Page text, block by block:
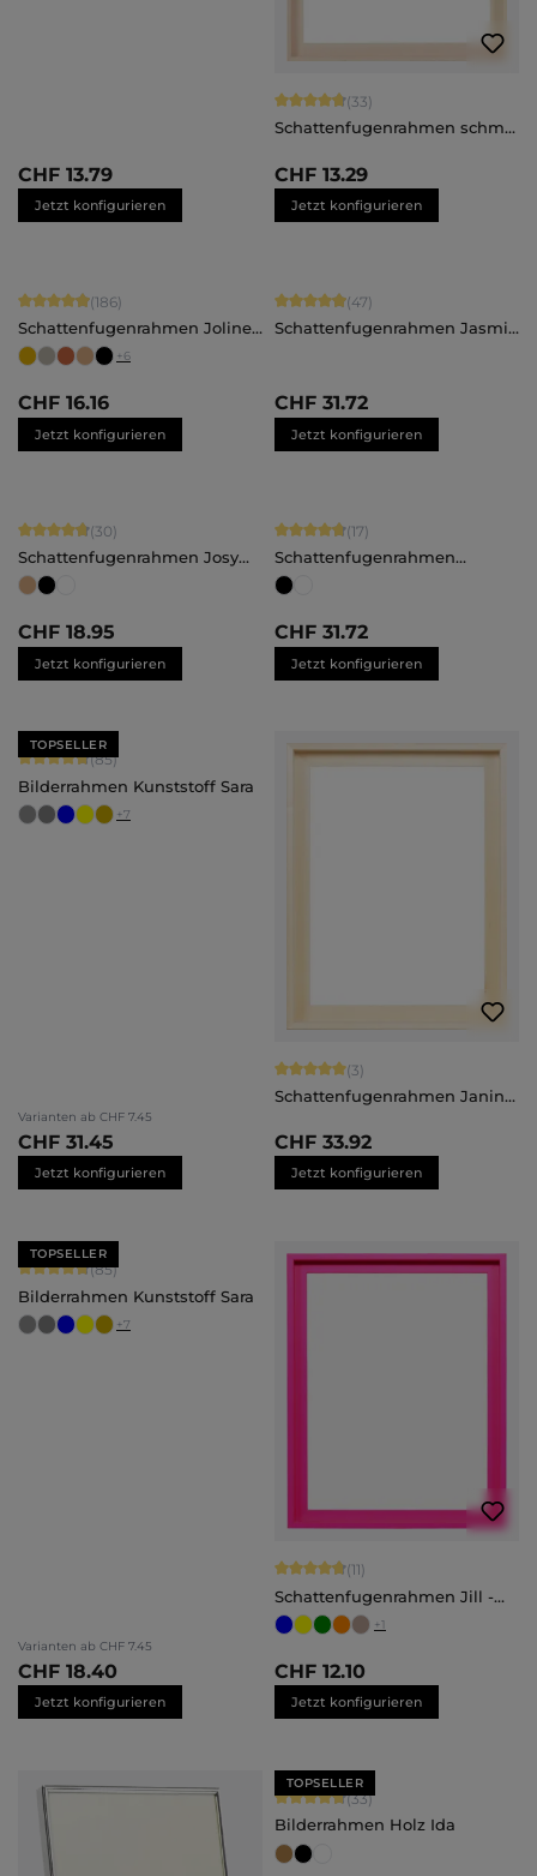
CHF 13.79
Jetzt konfigurieren
Durchschnittliche Bewertung von
(33)
Schattenfugenrahmen schmal
CHF 13.29
Jetzt konfigurieren
Durchschnittliche Bewertung von 4.91 von 5 Sternen
(186)
Schattenfugenrahmen Joline -
nach Maß
+6
CHF 16.16
Jetzt konfigurieren
Durchschnittliche Bewertung von
(47)
Schattenfugenrahmen Jasmin
CHF 31.72
Jetzt konfigurieren
Durchschnittliche Bewertung von 4.7 von 5 Sternen
(30)
Schattenfugenrahmen Josy
für Alu-Dibond oder
Hartschaumplatten - nach
CHF 18.95
Jetzt konfigurieren
Durchschnittliche Bewertung von
(17)
Schattenfugenrahmen
Johanna - nach Maß
CHF 31.72
Jetzt konfigurieren
TOPSELLER
Durchschnittliche Bewertung von 4.71 von 5 Sternen
(85)
Bilderrahmen Kunststoff Sara
+7
Varianten ab CHF 7.45
CHF 31.45
Jetzt konfigurieren
Durchschnittliche Bewertung von 5
(3)
Schattenfugenrahmen Janina
CHF 33.92
Jetzt konfigurieren
TOPSELLER
Durchschnittliche Bewertung von 4.71 von 5 Sternen
(85)
Bilderrahmen Kunststoff Sara
+7
Varianten ab CHF 7.45
CHF 18.40
Jetzt konfigurieren
Durchschnittliche Bewertung von
(11)
Schattenfugenrahmen Jill -
nach Maß
+1
CHF 12.10
Jetzt konfigurieren
TOPSELLER
Durchschnittliche Bewertung von
(33)
Bilderrahmen Holz Ida